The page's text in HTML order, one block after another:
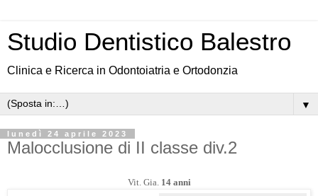
Studio Dentistico Balestro
Clinica e Ricerca in Odontoiatria e Ortodonzia
▼
lunedì 24 aprile 2023
Malocclusione di II classe div.2
Vit. Gia. 14 anni